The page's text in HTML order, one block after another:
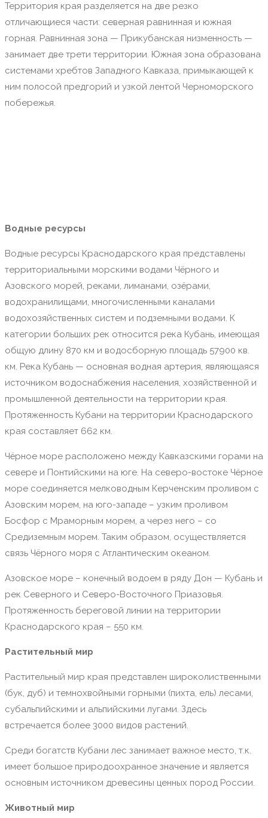
Территория края разделяется на две резко
отличающиеся части: северная равнинная и южная
горная. Равнинная зона — Прикубанская низменность —
занимает две трети территории. Южная зона образована
системами хребтов Западного Кавказа, примыкающей к
ним полосой предгорий и узкой лентой Черноморского
побережья.
Водные ресурсы
Водные ресурсы Краснодарского края представлены
территориальными морскими водами Чёрного и
Азовского морей, реками, лиманами, озёрами,
водохранилищами, многочисленными каналами
водохозяйственных систем и подземными водами. К
категории больших рек относится река Кубань, имеющая
общую длину 870 км и водосборную площадь 57900 кв.
км. Река Кубань — основная водная артерия, являющаяся
источником водоснабжения населения, хозяйственной и
промышленной деятельности на территории края.
Протяженность Кубани на территории Краснодарского
края составляет 662 км.
Чёрное море расположено между Кавказскими горами на
севере и Понтийскими на юге. На северо-востоке Чёрное
море соединяется мелководным Керченским проливом с
Азовским морем, на юго-западе – узким проливом
Босфор с Мраморным морем, а через него – со
Средиземным морем. Таким образом, осуществляется
связь Чёрного моря с Атлантическим океаном.
Азовское море – конечный водоем в ряду Дон — Кубань и
рек Северного и Северо-Восточного Приазовья.
Протяженность береговой линии на территории
Краснодарского края – 550 км.
Растительный мир
Растительный мир края представлен широколиственными
(бук, дуб) и темнохвойными горными (пихта, ель) лесами,
субальпийскими и альпийскими лугами. Здесь
встречается более 3000 видов растений.
Среди богатств Кубани лес занимает важное место, т.к.
имеет большое природоохранное значение и является
основным источником древесины ценных пород России.
Животный мир